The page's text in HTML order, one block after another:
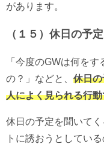
があります。
（１５）休日の予
「今度のGWは何を
の？」などと、 休日
人によく見られる行
休日の予定を聞いて
トに誘おうとしてい